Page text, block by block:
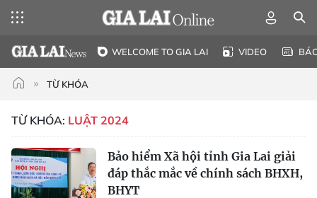
WELCOME TO GIA LAI VIDEO
TỪ KHÓA
TỪ KHÓA: LUẬT 2024
Bảo hiểm Xã hội tỉnh Gia Lai giải
đáp thắc mắc về chính sách BHXH,
BHYT